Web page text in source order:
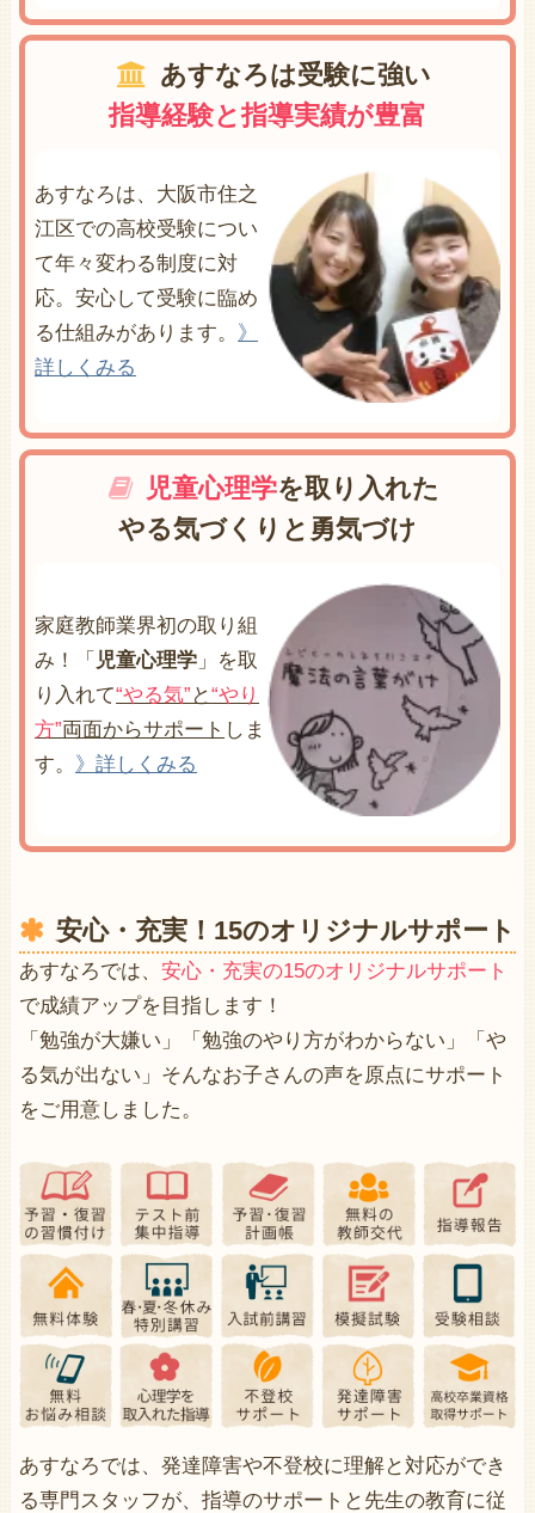
あすなろは受験に強い
指導経験と指導実績が豊富
あすなろは、大阪市住之
江区での高校受験につい
て年々変わる制度に対
応。安心して受験に臨め
る仕組みがあります。
》
詳しくみる
児童心理学を取り入れた
やる気づくりと勇気づけ
家庭教師業界初の取り組
み！「 児童心理学 」を取
り入れて“やる気” と“やり
方”両面からサポート しま
す。 》詳しくみる
安心・充実！15のオリジナルサポート
あすなろでは、 安心・充実の15のオリジナルサポート
で成績アップを目指します！
「勉強が大嫌い」「勉強のやり方がわからない」「や
る気が出ない」そんなお子さんの声を原点にサポート
をご用意しました。
あすなろでは、発達障害や不登校に理解と対応ができ
る専門スタッフが、指導のサポートと先生の教育に従